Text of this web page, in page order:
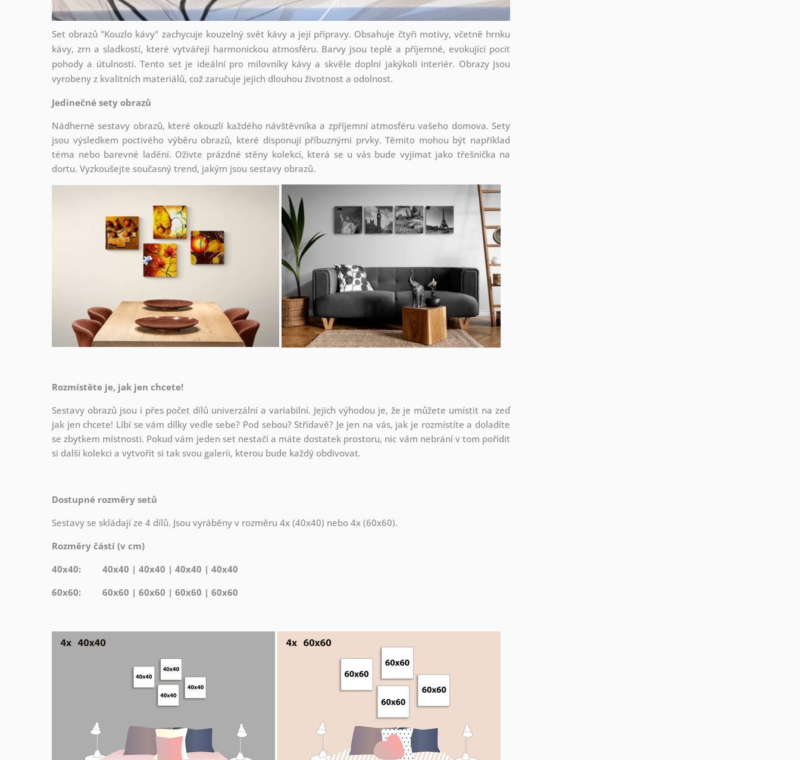
Set obrazů "Kouzlo kávy" zachycuje kouzelný svět kávy a její přípravy. Obsahuje čtyři motivy, včetně hrnku
kávy, zrn a sladkostí, které vytvářejí harmonickou atmosféru. Barvy jsou teplé a příjemné, evokující pocit
pohody a útulnosti. Tento set je ideální pro milovníky kávy a skvěle doplní jakýkoli interiér. Obrazy jsou
vyrobeny z kvalitních materiálů, což zaručuje jejich dlouhou životnost a odolnost.
Jedinečné sety obrazů
Nádherné sestavy obrazů, které okouzlí každého návštěvníka a zpříjemní atmosféru vašeho domova. Sety
jsou výsledkem poctivého výběru obrazů, které disponují příbuznými prvky. Těmito mohou být například
téma nebo barevné ladění. Oživte prázdné stěny kolekcí, která se u vás bude vyjímat jako třešnička na
dortu. Vyzkoušejte současný trend, jakým jsou sestavy obrazů.
Rozmístěte je, jak jen chcete!
Sestavy obrazů jsou i přes počet dílů univerzální a variabilní. Jejich výhodou je, že je můžete umístit na zeď
jak jen chcete! Líbí se vám dílky vedle sebe? Pod sebou? Střídavě? Je jen na vás, jak je rozmístíte a doladíte
se zbytkem místnosti. Pokud vám jeden set nestačí a máte dostatek prostoru, nic vám nebrání v tom pořídit
si další kolekci a vytvořit si tak svou galerii, kterou bude každý obdivovat.
Dostupné rozměry setů
Sestavy se skládají ze 4 dílů. Jsou vyráběny v rozměru 4x (40x40) nebo 4x (60x60).
Rozměry částí (v cm)
40x40: 40x40 | 40x40 | 40x40 | 40x40
60x60: 60x60 | 60x60 | 60x60 | 60x60